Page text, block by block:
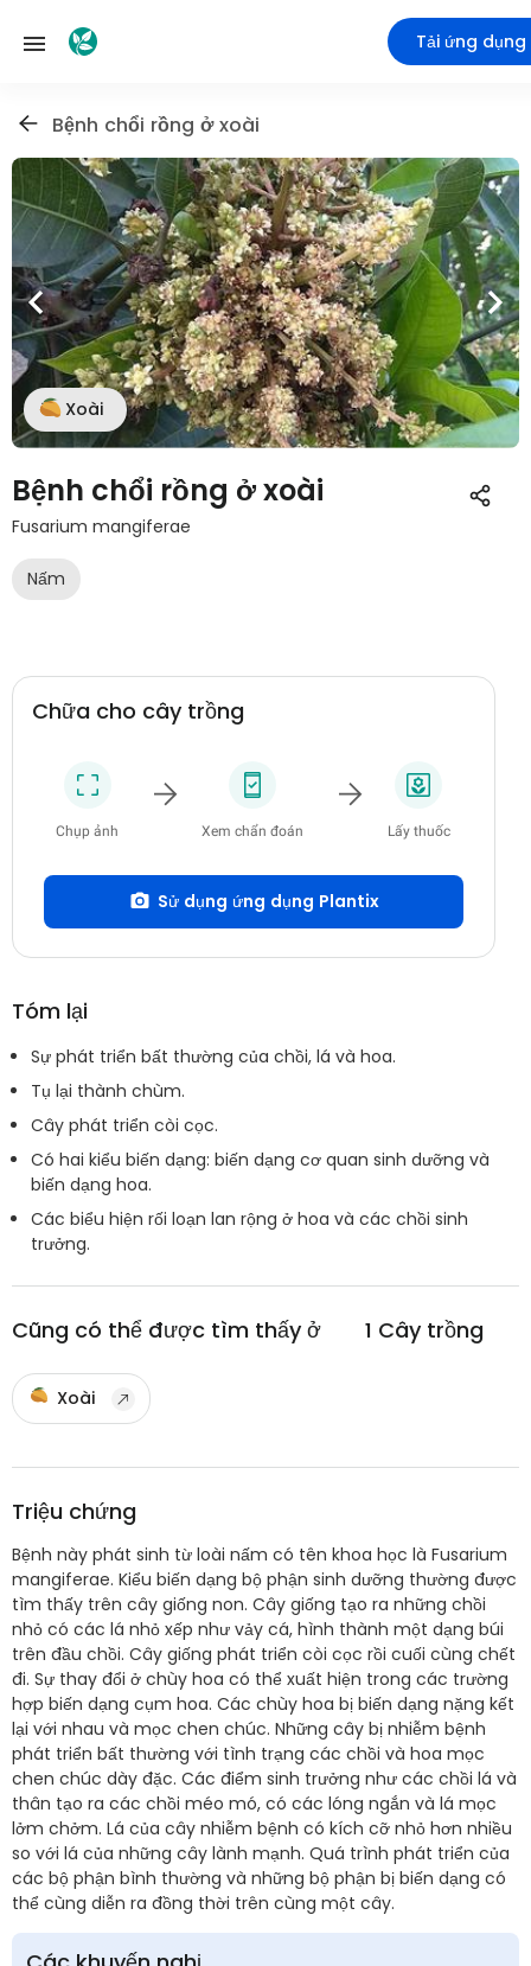
Tải ứng dụng
Bệnh chổi rồng ở xoài
Xoài
Bệnh chổi rồng ở xoài
Fusarium mangiferae
Nấm
Chữa cho cây trồng
Chụp ảnh Xem chẩn đoán Lấy thuốc
Sử dụng ứng dụng Plantix
Tóm lại
Sự phát triển bất thường của chồi, lá và hoa.
Tụ lại thành chùm.
Cây phát triển còi cọc.
Có hai kiểu biến dạng: biến dạng cơ quan sinh dưỡng và
biến dạng hoa.
Các biểu hiện rối loạn lan rộng ở hoa và các chồi sinh
trưởng.
Cũng có thể được tìm thấy ở 1 Cây trồng
Xoài
Triệu chứng
Bệnh này phát sinh từ loài nấm có tên khoa học là Fusarium
mangiferae. Kiểu biến dạng bộ phận sinh dưỡng thường được
tìm thấy trên cây giống non. Cây giống tạo ra những chồi
nhỏ có các lá nhỏ xếp như vảy cá, hình thành một dạng búi
trên đầu chồi. Cây giống phát triển còi cọc rồi cuối cùng chết
đi. Sự thay đổi ở chùy hoa có thể xuất hiện trong các trường
hợp biến dạng cụm hoa. Các chùy hoa bị biến dạng nặng kết
lại với nhau và mọc chen chúc. Những cây bị nhiễm bệnh
phát triển bất thường với tình trạng các chồi và hoa mọc
chen chúc dày đặc. Các điểm sinh trưởng như các chồi lá và
thân tạo ra các chồi méo mó, có các lóng ngắn và lá mọc
lởm chởm. Lá của cây nhiễm bệnh có kích cỡ nhỏ hơn nhiều
so với lá của những cây lành mạnh. Quá trình phát triển của
các bộ phận bình thường và những bộ phận bị biến dạng có
thể cùng diễn ra đồng thời trên cùng một cây.